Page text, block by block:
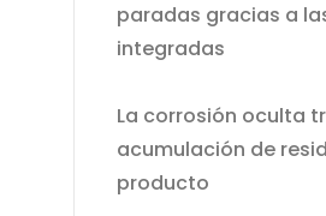
paradas gracias a
integradas
La corrosión oculta
acumulación de
producto